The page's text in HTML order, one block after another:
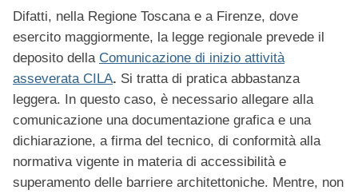
Difatti, nella Regione Toscana e a Firenze, dove
esercito maggiormente, la legge regionale prevede il
deposito della Comunicazione di inizio attività
asseverata CILA. Si tratta di pratica abbastanza
leggera. In questo caso, è necessario allegare alla
comunicazione una documentazione grafica e una
dichiarazione, a firma del tecnico, di conformità alla
normativa vigente in materia di accessibilità e
superamento delle barriere architettoniche. Mentre, non